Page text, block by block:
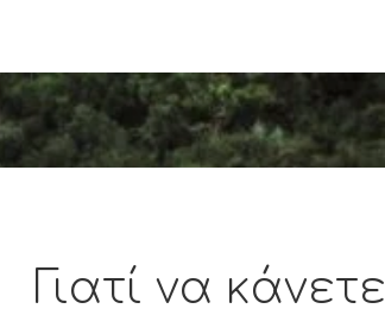
Γιατί να κάνετε